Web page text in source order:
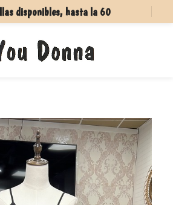
disponibles, hasta la 60